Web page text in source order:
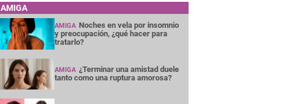
AMIGA
AMIGA Noches en vela por insomnio
y preocupación, ¿qué hacer para
tratarlo?
AMIGA ¿Terminar una amistad duele
tanto como una ruptura amorosa?